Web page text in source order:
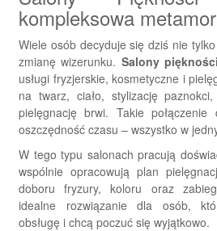
kompleksowa
Wiele osób decyduje się dziś nie
zmianę wizerunku. Salony
usługi fryzjerskie, kosmetyczne i
na twarz, ciało, stylizację
pielęgnację brwi. Takie
oszczędność czasu – wszystko w
W tego typu salonach pracują
wspólnie opracowują plan
doboru fryzury, koloru oraz
idealne rozwiązanie dla osób,
obsługę i chcą poczuć się wyjątkowo.